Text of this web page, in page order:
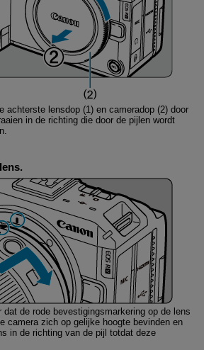
achterste lensdop (1) en cameradop (2) door
in de richting die door de pijlen wordt
dat de rode bevestigingsmarkering op de lens
camera zich op gelijke hoogte bevinden en
in de richting van de pijl totdat deze